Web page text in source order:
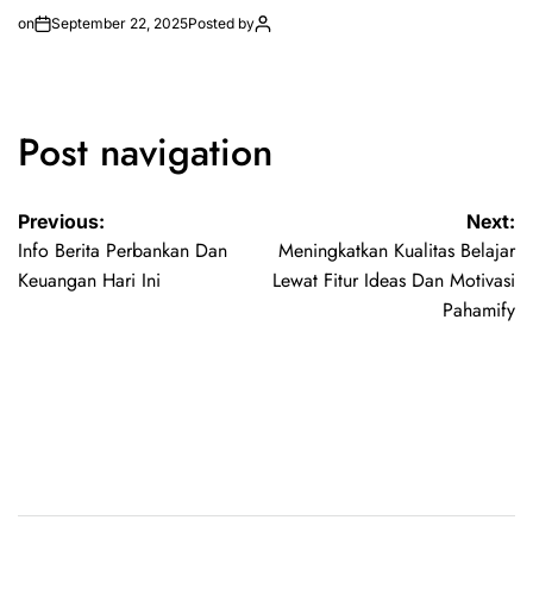
on September 22, 2025Posted by
Post navigation
Previous:
Info Berita Perbankan Dan
Keuangan Hari Ini
Next:
Meningkatkan Kualitas Belajar
Lewat Fitur Ideas Dan Motivasi
Pahamify